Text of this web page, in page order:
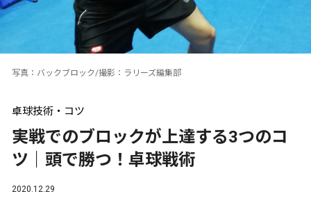
写真：バックブロック/撮影：ラリーズ編集部
卓球技術・コツ
実戦でのブロックが上達する3つのコ
ツ｜頭で勝つ！卓球戦術
2020.12.29